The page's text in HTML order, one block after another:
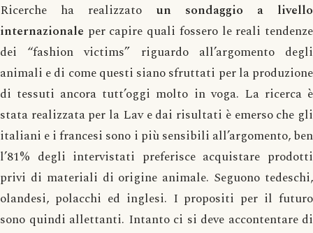
Ricerche ha realizzato un sondaggio a livello
internazionale per capire quali fossero le reali tendenze
dei “fashion victims” riguardo all’argomento degli
animali e di come questi siano sfruttati per la produzione
di tessuti ancora tutt’oggi molto in voga. La ricerca è
stata realizzata per la Lav e dai risultati è emerso che gli
italiani e i francesi sono i più sensibili all’argomento, ben
l’81% degli intervistati preferisce acquistare prodotti
privi di materiali di origine animale. Seguono tedeschi,
olandesi, polacchi ed inglesi. I propositi per il futuro
sono quindi allettanti. Intanto ci si deve accontentare di